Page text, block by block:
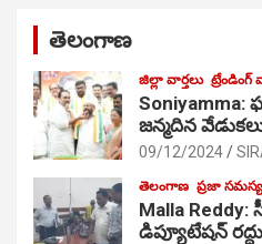
తెలంగాణ
జిల్లా వార్తలు ట్రేండింగ్
జ‌న్మ‌దిన
09/12/2024
తెలంగాణ ప్రజా
Malla
డిప్యూటేషన్